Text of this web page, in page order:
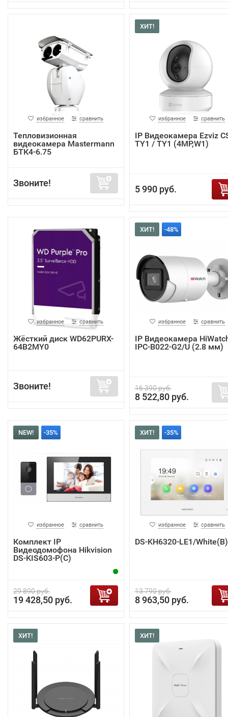
избранное сравнить
Тепловизионная
видеокамера Mastermann
БТК4-6.75
Звоните!
ХИТ!
избранное сравнить
IP Видеокамера Ezviz
TY1 / TY1 (4MP,W1)
5 990 руб.
избранное сравнить
Жёсткий диск WD62PURX-
64B2MY0
Звоните!
ХИТ! -48%
избранное сравнить
IP Видеокамера
IPC-B022-G2/U (2.8 мм)
16 390 руб.
8 522,80 руб.
NEW! -35%
избранное сравнить
Комплект IP
Видеодомофона Hikvision
DS-KIS603-P(C)
29 890 руб.
19 428,50 руб.
ХИТ! -35%
избранное сравнить
DS-KH6320-LE1/White(B)
13 790 руб.
8 963,50 руб.
ХИТ! ХИТ!